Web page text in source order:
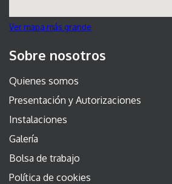
Ver mapa más grande
Sobre nosotros
Quienes somos
Presentación y Autorizaciones
Instalaciones
Galería
Bolsa de trabajo
Política de cookies